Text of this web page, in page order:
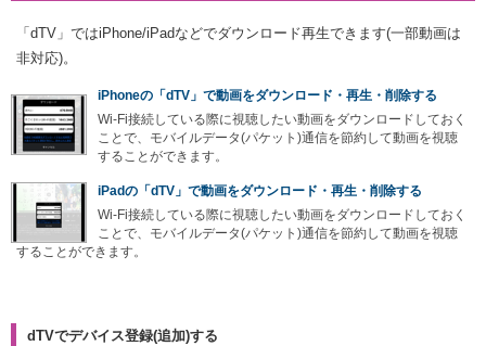
「dTV」ではiPhone/iPadなどでダウンロード再生できます(一部動画は
非対応)。
iPhoneの「dTV」で動画をダウンロード・再生・削除する
Wi-Fi接続している際に視聴したい動画をダウンロードしておく
ことで、モバイルデータ(パケット)通信を節約して動画を視聴
することができます。
iPadの「dTV」で動画をダウンロード・再生・削除する
Wi-Fi接続している際に視聴したい動画をダウンロードしておく
ことで、モバイルデータ(パケット)通信を節約して動画を視聴
することができます。
dTVでデバイス登録(追加)する